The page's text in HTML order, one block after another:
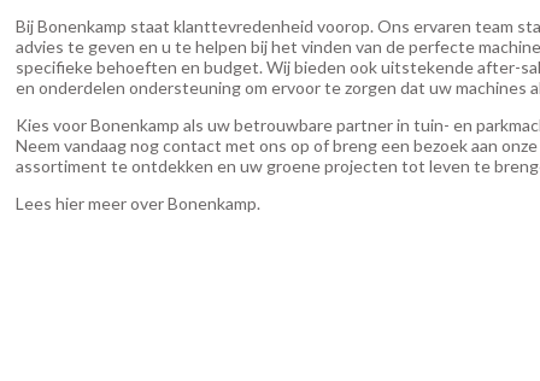
Bij Bonenkamp staat klanttevredenheid voorop. Ons ervaren team
advies te geven en u te helpen bij het vinden van de perfecte
specifieke behoeften en budget. Wij bieden ook uitstekende after-
en onderdelen ondersteuning om ervoor te zorgen dat uw machines
Kies voor Bonenkamp als uw betrouwbare partner in tuin- en
Neem vandaag nog contact met ons op of breng een bezoek aan
assortiment te ontdekken en uw groene projecten tot leven te
Lees hier meer over Bonenkamp.